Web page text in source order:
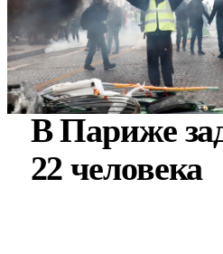
В Париже
22 человека